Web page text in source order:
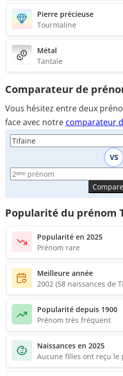
Pierre précieuse
Tourmaline
Métal
Tantale
Comparateur de
Vous hésitez entre deux
face avec notre comparateur
VS
Popularité du prénom
Popularité en 2025
Prénom rare
Meilleure année
2002 (58 naissances de
Popularité depuis 1900
Prénom très fréquent
Naissances en 2025
Aucune filles ont reçu le